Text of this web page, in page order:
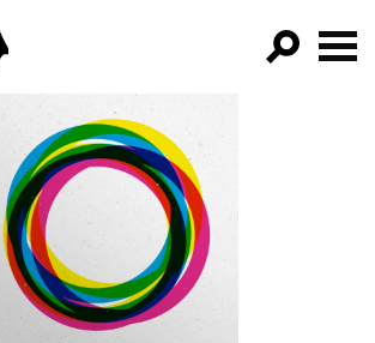
FILTER BY:
PROGRAMS
EPISODES
NEWS